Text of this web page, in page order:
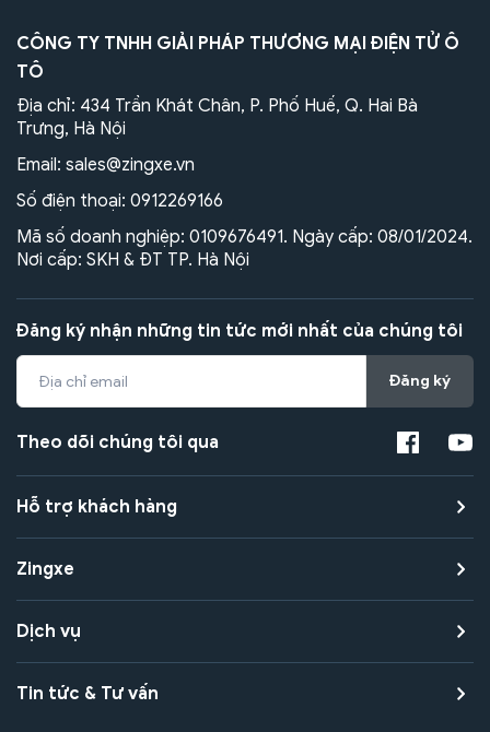
CÔNG TY TNHH GIẢI PHÁP THƯƠNG MẠI ĐIỆN TỬ Ô
TÔ
Địa chỉ: 434 Trần Khát Chân, P. Phố Huế, Q. Hai Bà
Trưng, Hà Nội
Email: sales@zingxe.vn
Số điện thoại: 0912269166
Mã số doanh nghiệp: 0109676491. Ngày cấp: 08/01/2024.
Nơi cấp: SKH & ĐT TP. Hà Nội
Đăng ký nhận những tin tức mới nhất của chúng tôi
Đăng ký
Theo dõi chúng tôi qua
Hỗ trợ khách hàng
Zingxe
Dịch vụ
Tin tức & Tư vấn